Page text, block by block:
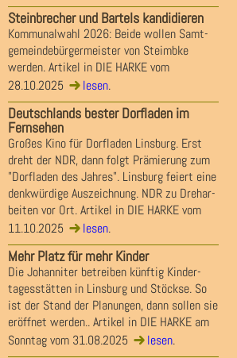
Steinbrecher und Bartels kandidieren
Kommunalwahl 2026: Beide wollen Samt-
gemeindebürgermeister von Steimbke
werden. Artikel in DIE HARKE vom
28.10.2025
lesen.
Deutschlands bester Dorfladen im
Fernsehen
Großes Kino für Dorfladen Linsburg. Erst
dreht der NDR, dann folgt Prämierung zum
"Dorfladen des Jahres". Linsburg feiert eine
denkwürdige Auszeichnung. NDR zu Drehar-
beiten vor Ort. Artikel in DIE HARKE vom
11.10.2025
lesen.
Mehr Platz für mehr Kinder
Die Johanniter betreiben künftig Kinder-
tagesstätten in Linsburg und Stöckse. So
ist der Stand der Planungen, dann sollen sie
eröffnet werden.. Artikel in DIE HARKE am
Sonntag vom 31.08.2025
lesen.